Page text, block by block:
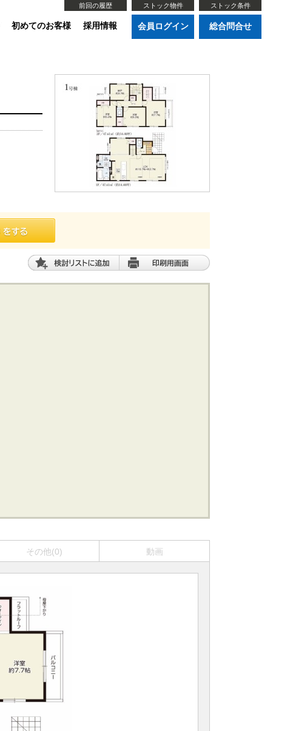
前回の履歴 ストック物件 ストック条件
会員ログイン 総合問合せ
初めてのお客様 採用情報
その他(0) 動画